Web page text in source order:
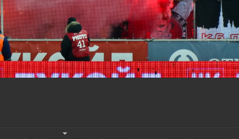
>Сезон 2014/2015 > Спартак Москва - Мордовия Саранск
нашего сайта!
разместим их в этом разделе.